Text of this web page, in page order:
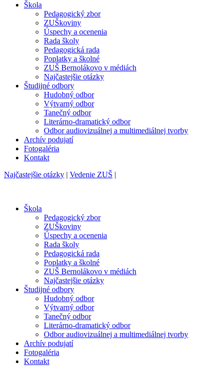
Škola
Pedagogický zbor
ZUŠkoviny
Úspechy a ocenenia
Rada školy
Pedagogická rada
Poplatky a školné
ZUŠ Bernolákovo v médiách
Najčastejšie otázky
Študijné odbory
Hudobný odbor
Výtvarný odbor
Tanečný odbor
Literárno-dramatický odbor
Odbor audiovizuálnej a multimediálnej tvorby
Archív podujatí
Fotogaléria
Kontakt
Najčastejšie otázky | Vedenie ZUŠ |
Škola
Pedagogický zbor
ZUŠkoviny
Úspechy a ocenenia
Rada školy
Pedagogická rada
Poplatky a školné
ZUŠ Bernolákovo v médiách
Najčastejšie otázky
Študijné odbory
Hudobný odbor
Výtvarný odbor
Tanečný odbor
Literárno-dramatický odbor
Odbor audiovizuálnej a multimediálnej tvorby
Archív podujatí
Fotogaléria
Kontakt